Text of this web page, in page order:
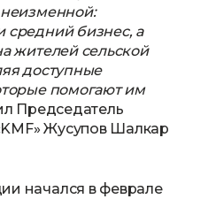
средний бизнес, а
жителей сельской
доступные
помогают им
Председатель
Жусупов Шалкар
начался в феврале